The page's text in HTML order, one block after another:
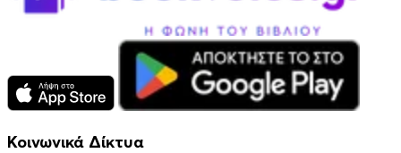
Κοινωνικά Δίκτυα